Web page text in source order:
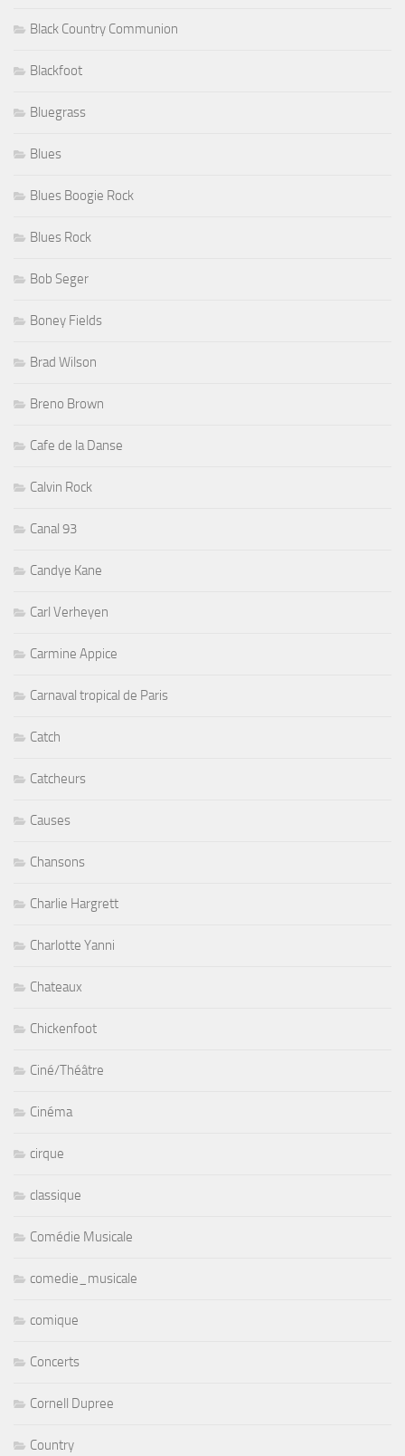
Black Country Communion
Blackfoot
Bluegrass
Blues
Blues Boogie Rock
Blues Rock
Bob Seger
Boney Fields
Brad Wilson
Breno Brown
Cafe de la Danse
Calvin Rock
Canal 93
Candye Kane
Carl Verheyen
Carmine Appice
Carnaval tropical de Paris
Catch
Catcheurs
Causes
Chansons
Charlie Hargrett
Charlotte Yanni
Chateaux
Chickenfoot
Ciné/Théâtre
Cinéma
cirque
classique
Comédie Musicale
comedie_musicale
comique
Concerts
Cornell Dupree
Country